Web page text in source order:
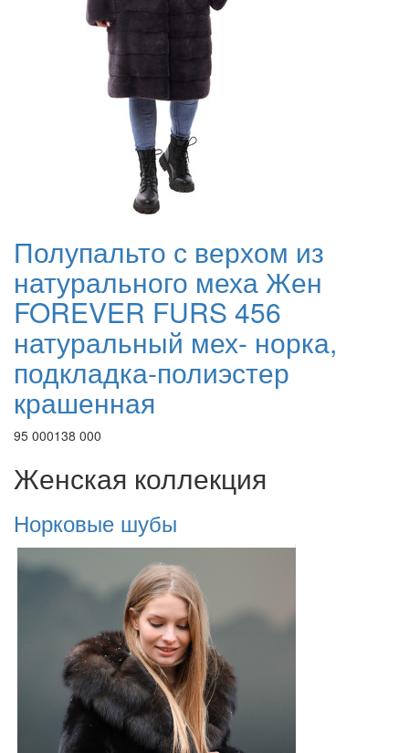
Полупальто с верхом из
натурального меха Жен
FOREVER FURS 456
натуральный мех- норка,
подкладка-полиэстер
крашенная
95 000138 000
Женская коллекция
Норковые шубы